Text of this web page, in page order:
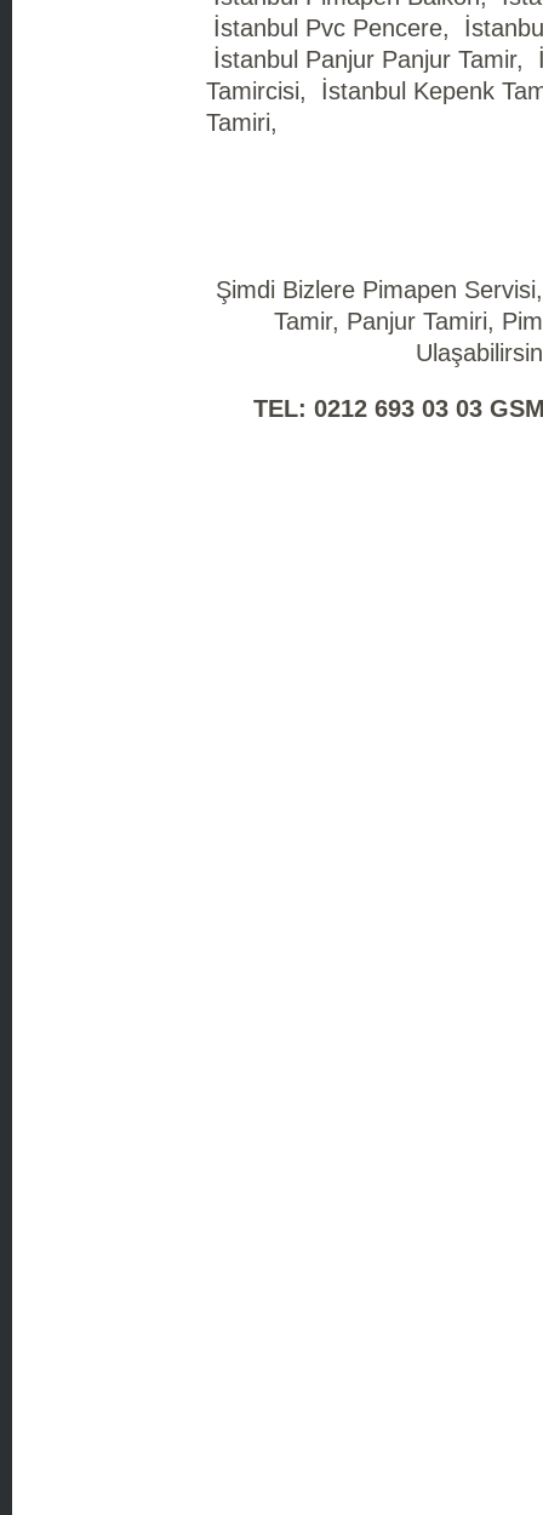
İstanbul Pvc Pencere,
İstanbul Panjur Panjur Tamir,
Tamircisi, İstanbul Kepenk
Tamiri,
Şimdi Bizlere Pimapen
Tamir, Panjur Tamiri,
TEL: 0212 693 03 03